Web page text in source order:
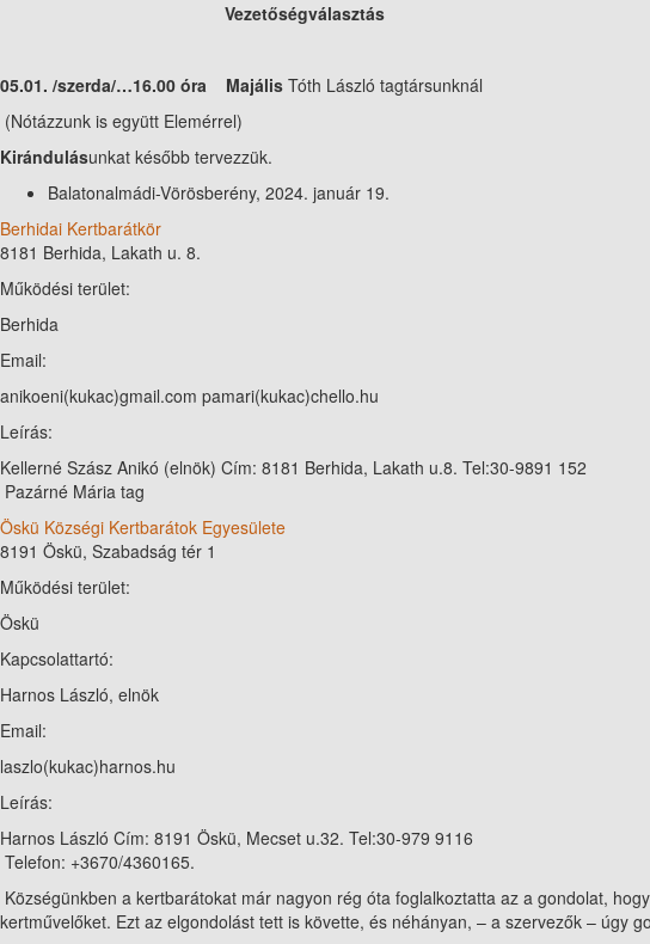
Vezetőségválasztás
05.01. /szerda/…16.00 óra Majális Tóth László tagtársunknál
(Nótázzunk is együtt Elemérrel)
Kirándulásunkat később tervezzük.
Balatonalmádi-Vörösberény, 2024. január 19.
Berhidai Kertbarátkör
8181 Berhida, Lakath u. 8.
Működési terület:
Berhida
Email:
anikoeni(kukac)gmail.com pamari(kukac)chello.hu
Leírás:
Kellerné Szász Anikó (elnök) Cím: 8181 Berhida, Lakath u.8. Tel:30-9891 152
Pazárné Mária tag
Öskü Községi Kertbarátok Egyesülete
8191 Öskü, Szabadság tér 1
Működési terület:
Öskü
Kapcsolattartó:
Harnos László, elnök
Email:
laszlo(kukac)harnos.hu
Leírás:
Harnos László Cím: 8191 Öskü, Mecset u.32. Tel:30-979 9116
Telefon: +3670/4360165.
Községünkben a kertbarátokat már nagyon rég óta foglalkoztatta az a gondolat,
kertművelőket. Ezt az elgondolást tett is követte, és néhányan, – a szervezők – úgy